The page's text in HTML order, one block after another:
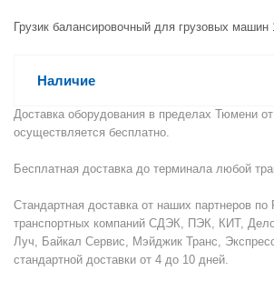
Грузик балансировочный для грузовых машин
Наличие
Доставка оборудования в пределах Тюмени
осуществляется бесплатно.
Бесплатная доставка до терминала любой
Стандартная доставка от наших партнеров
транспортных компаний СДЭК, ПЭК, КИТ,
Луч, Байкал Сервис, Мэйджик Транс,
стандартной доставки от 4 до 10 дней.